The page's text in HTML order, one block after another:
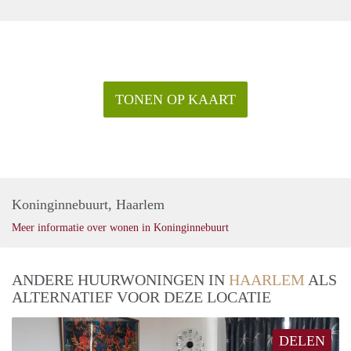
Zeer gunstige ligging voor: (Internationale) scholen,
uitvalswegen, busstation en centrum Haarlem;
5 goede slaapkamers, gelijkvloers bureau en waskast;
hub;
Aanzienlijke opslagruimte in de kelder met elektrische
punten voor extra koelkast / vriezer / wijnopslag;
De kamers op de 1e/2e verdieping maken deel uit van
TONEN OP KAART
Koninginnebuurt, Haarlem
Meer informatie over wonen in Koninginnebuurt
ANDERE HUURWONINGEN IN HAARLEM ALS
ALTERNATIEF VOOR DEZE LOCATIE
DELEN